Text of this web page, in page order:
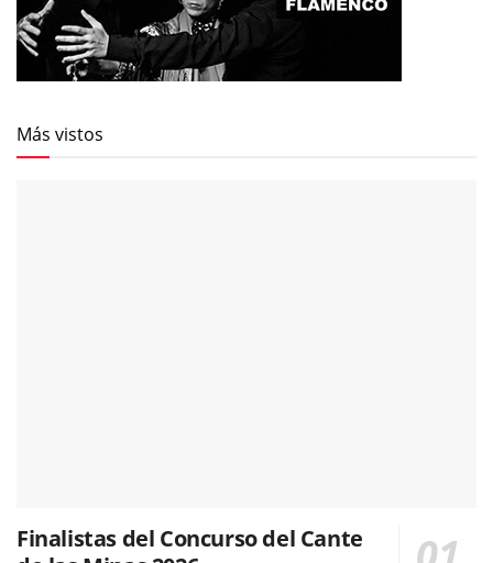
Más vistos
Finalistas del Concurso del Cante